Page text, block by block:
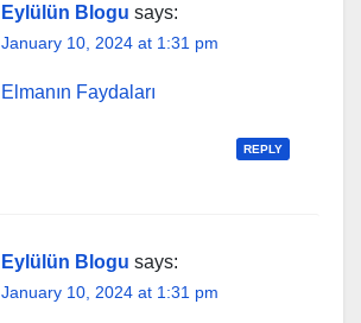
Eylülün Blogu says:
January 10, 2024 at 1:31 pm
Elmanın Faydaları
REPLY
Eylülün Blogu says:
January 10, 2024 at 1:31 pm